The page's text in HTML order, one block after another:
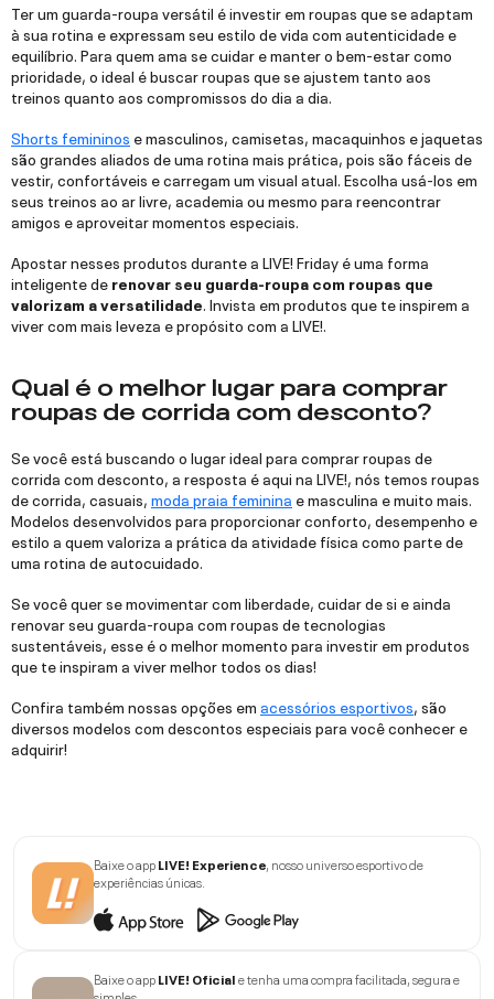
Ter um guarda-roupa versátil é investir em roupas que se adaptam
à sua rotina e expressam seu estilo de vida com autenticidade e
equilíbrio. Para quem ama se cuidar e manter o bem-estar como
prioridade, o ideal é buscar roupas que se ajustem tanto aos
treinos quanto aos compromissos do dia a dia.
Shorts femininos e masculinos, camisetas, macaquinhos e jaquetas
são grandes aliados de uma rotina mais prática, pois são fáceis de
vestir, confortáveis e carregam um visual atual. Escolha usá-los em
seus treinos ao ar livre, academia ou mesmo para reencontrar
amigos e aproveitar momentos especiais.
Apostar nesses produtos durante a LIVE! Friday é uma forma
inteligente de renovar seu guarda-roupa com roupas que
valorizam a versatilidade. Invista em produtos que te inspirem a
viver com mais leveza e propósito com a LIVE!.
Qual é o melhor lugar para comprar
roupas de corrida com desconto?
Se você está buscando o lugar ideal para comprar roupas de
corrida com desconto, a resposta é aqui na LIVE!, nós temos roupas
de corrida, casuais, moda praia feminina e masculina e muito mais.
Modelos desenvolvidos para proporcionar conforto, desempenho e
estilo a quem valoriza a prática da atividade física como parte de
uma rotina de autocuidado.
Se você quer se movimentar com liberdade, cuidar de si e ainda
renovar seu guarda-roupa com roupas de tecnologias
sustentáveis, esse é o melhor momento para investir em produtos
que te inspiram a viver melhor todos os dias!
Confira também nossas opções em acessórios esportivos, são
diversos modelos com descontos especiais para você conhecer e
adquirir!
Baixe o appLIVE! Experience , nosso universo esportivo de
experiências únicas.
Baixe o appLIVE! Oficiale tenha uma compra facilitada, segura e